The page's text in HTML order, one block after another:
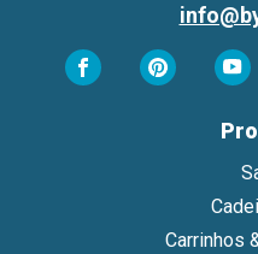
Carrinhos